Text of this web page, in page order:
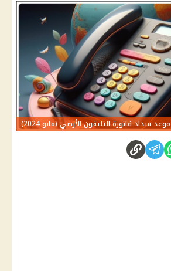
موعد سداد فاتورة التليفون الأرضي (مايو 2024)